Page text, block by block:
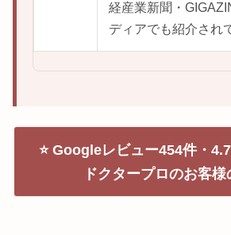
経産業新聞・
ディアでも紹介され
⭐ Googleレビュー454件・
ドクタープロのお客